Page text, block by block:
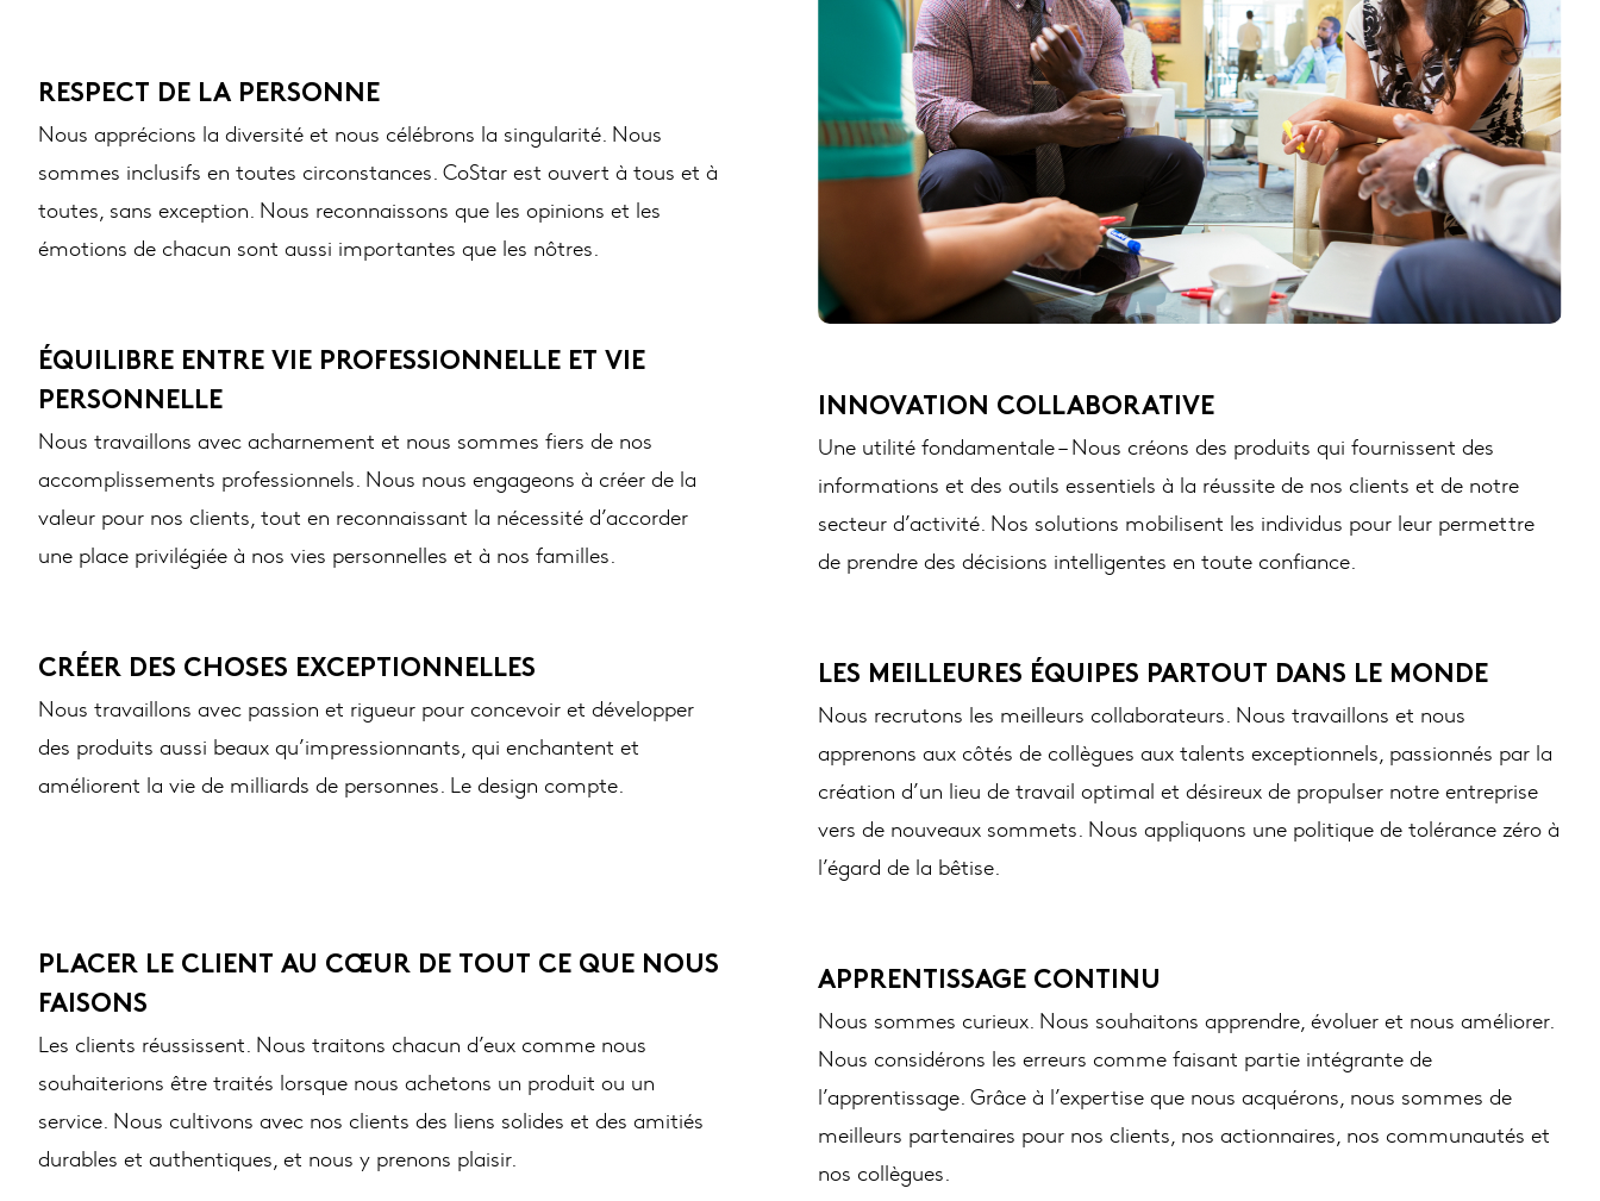
RESPECT DE LA PERSONNE
Nous apprécions la diversité et nous célébrons la singularité. Nous
sommes inclusifs en toutes circonstances. CoStar est ouvert à tous et à
toutes, sans exception. Nous reconnaissons que les opinions et les
émotions de chacun sont aussi importantes que les nôtres.
ÉQUILIBRE ENTRE VIE PROFESSIONNELLE ET VIE
PERSONNELLE
Nous travaillons avec acharnement et nous sommes fiers de nos
accomplissements professionnels. Nous nous engageons à créer de la
valeur pour nos clients, tout en reconnaissant la nécessité d’accorder
une place privilégiée à nos vies personnelles et à nos familles.
CRÉER DES CHOSES EXCEPTIONNELLES
Nous travaillons avec passion et rigueur pour concevoir et développer
des produits aussi beaux qu’impressionnants, qui enchantent et
améliorent la vie de milliards de personnes. Le design compte.
PLACER LE CLIENT AU CŒUR DE TOUT CE QUE NOUS
FAISONS
Les clients réussissent. Nous traitons chacun d’eux comme nous
souhaiterions être traités lorsque nous achetons un produit ou un
service. Nous cultivons avec nos clients des liens solides et des amitiés
durables et authentiques, et nous y prenons plaisir.
INNOVATION COLLABORATIVE
Une utilité fondamentale – Nous créons des produits qui fournissent des
informations et des outils essentiels à la réussite de nos clients et de notre
secteur d’activité. Nos solutions mobilisent les individus pour leur permettre
de prendre des décisions intelligentes en toute confiance.
LES MEILLEURES ÉQUIPES PARTOUT DANS LE MONDE
Nous recrutons les meilleurs collaborateurs. Nous travaillons et nous
apprenons aux côtés de collègues aux talents exceptionnels, passionnés par la
création d’un lieu de travail optimal et désireux de propulser notre entreprise
vers de nouveaux sommets. Nous appliquons une politique de tolérance zéro à
l’égard de la bêtise.
APPRENTISSAGE CONTINU
Nous sommes curieux. Nous souhaitons apprendre, évoluer et nous améliorer.
Nous considérons les erreurs comme faisant partie intégrante de
l’apprentissage. Grâce à l’expertise que nous acquérons, nous sommes de
meilleurs partenaires pour nos clients, nos actionnaires, nos communautés et
nos collègues.